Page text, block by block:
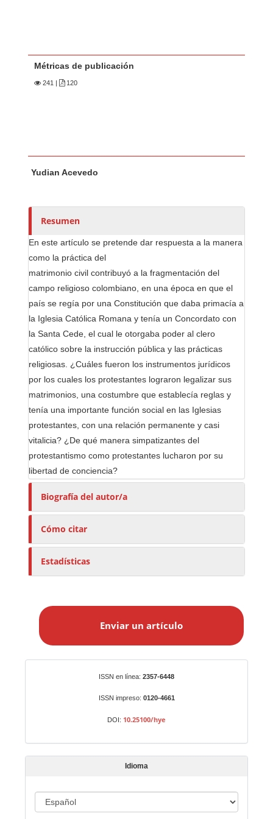
Métricas de publicación
241 | 120
u
o
e
s
/
a
s
Yudian Acevedo
Resumen
En este artículo se pretende dar respuesta a la manera
como la práctica del
matrimonio civil contribuyó a la fragmentación del
campo religioso colombiano, en una época en que el
país se regía por una Constitución que daba primacía a
la Iglesia Católica Romana y tenía un Concordato con
la Santa Cede, el cual le otorgaba poder al clero
católico sobre la instrucción pública y las prácticas
religiosas. ¿Cuáles fueron los instrumentos jurídicos
por los cuales los protestantes lograron legalizar sus
matrimonios, una costumbre que establecía reglas y
tenía una importante función social en las Iglesias
protestantes, con una relación permanente y casi
vitalicia? ¿De qué manera simpatizantes del
protestantismo como protestantes lucharon por su
libertad de conciencia?
Biografía del autor/a
Cómo citar
Estadísticas
a
t
í
Enviar un artículo
ISSN en línea: 2357-6448
ISSN impreso: 0120-4661
DOI: 10.25100/hye
Idioma
d